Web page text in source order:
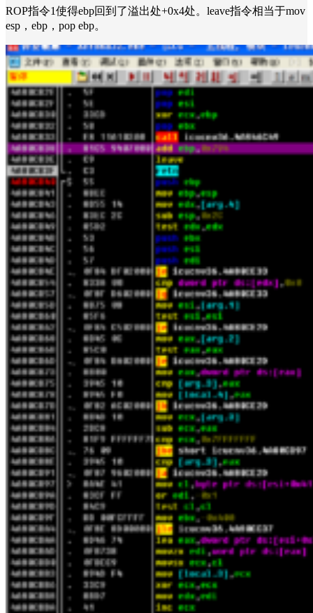
ROP指令1使得ebp回到了溢出处+0x4处。leave指令相当于mov
esp，ebp，pop ebp。